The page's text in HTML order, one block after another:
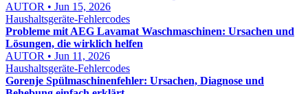
AUTOR • Jun 15, 2026
Haushaltsgeräte-Fehlercodes
Probleme mit AEG Lavamat Waschmaschinen: Ursachen und
Lösungen, die wirklich helfen
AUTOR • Jun 11, 2026
Haushaltsgeräte-Fehlercodes
Gorenje Spülmaschinenfehler: Ursachen, Diagnose und